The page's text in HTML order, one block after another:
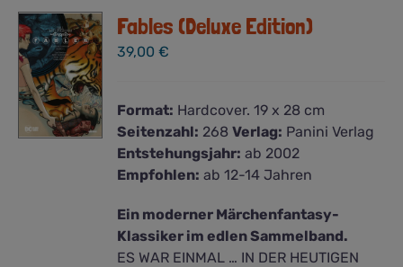
Fables (Deluxe Edition)
39,00€
Format: Hardcover. 19 x 28 cm
Seitenzahl: 268Verlag: Panini Verlag
Entstehungsjahr: ab 2002
Empfohlen: ab 12-14 Jahren
Ein moderner Märchenfantasy-
Klassiker im edlen Sammelband.
ES WAR EINMAL … IN DER HEUTIGEN